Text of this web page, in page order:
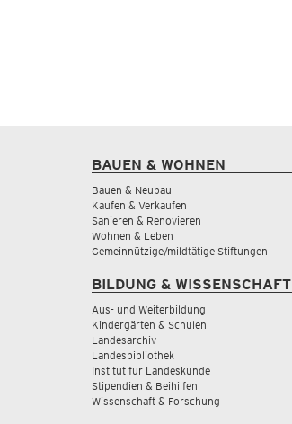
BAUEN & WOHNEN
Bauen & Neubau
Kaufen & Verkaufen
Sanieren & Renovieren
Wohnen & Leben
Gemeinnützige/mildtätige Stiftungen
BILDUNG & WISSENSCHAFT
Aus- und Weiterbildung
Kindergärten & Schulen
Landesarchiv
Landesbibliothek
Institut für Landeskunde
Stipendien & Beihilfen
Wissenschaft & Forschung